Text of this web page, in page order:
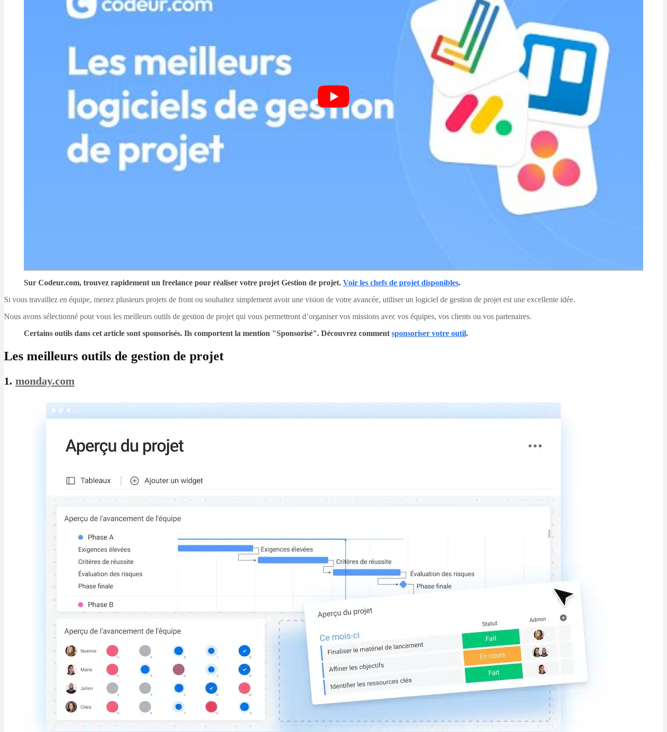
Sur Codeur.com, trouvez rapidement un freelance pour réaliser votre projet Gestion de projet. Voir les chefs de projet disponibles.
Si vous travaillez en équipe, menez plusieurs projets de front ou souhaitez simplement avoir une vision de votre avancée, utiliser un logiciel de gestion de projet est une excellente idée.
Nous avons sélectionné pour vous les meilleurs outils de gestion de projet qui vous permettront d’organiser vos missions avec vos équipes, vos clients ou vos partenaires.
Certains outils dans cet article sont sponsorisés. Ils comportent la mention "Sponsorisé". Découvrez comment sponsoriser votre outil.
Les meilleurs outils de gestion de projet
1. monday.com